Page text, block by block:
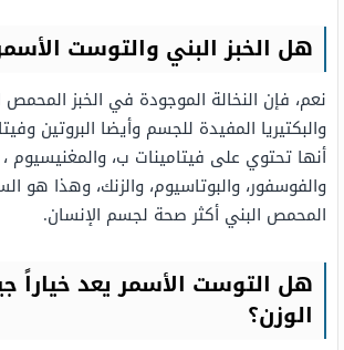
هل الخبز البني والتوست
نعم، فإن النخالة الموجودة في الخبز المحمص
والبكتيريا المفيدة للجسم وأيضا البروتين
أنها تحتوي على فيتامينات ب، والمغنيسيوم ،
والفوسفور، والبوتاسيوم، والزنك، وهذا هو
المحمص البني أكثر صحة لجسم الإنسان.
هل التوست الأسمر يعد خياراً
الوزن؟